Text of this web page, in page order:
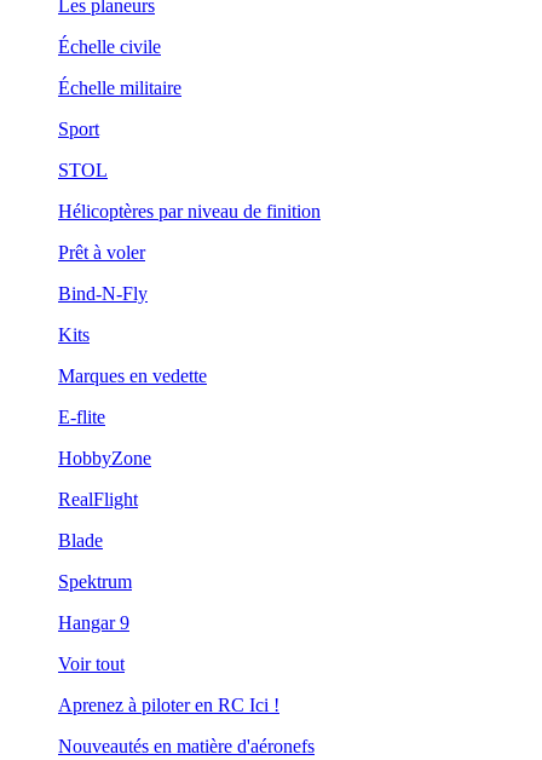
Les planeurs
Échelle civile
Échelle militaire
Sport
STOL
Hélicoptères par niveau de finition
Prêt à voler
Bind-N-Fly
Kits
Marques en vedette
E-flite
HobbyZone
RealFlight
Blade
Spektrum
Hangar 9
Voir tout
Aprenez à piloter en RC Ici !
Nouveautés en matière d'aéronefs